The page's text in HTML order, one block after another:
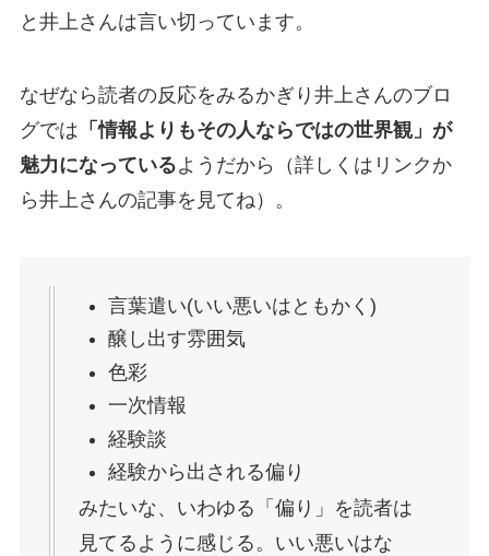
と井上さんは言い切っています。
なぜなら読者の反応をみるかぎり井上さんのブロ
グでは 「情報よりもその人ならではの世界観」が
魅力になっているようだから（詳しくはリンクか
ら井上さんの記事を見てね）。
言葉遣い(いい悪いはともかく)
醸し出す雰囲気
色彩
一次情報
経験談
経験から出される偏り
みたいな、いわゆる「偏り」を読者は
見てるように感じる。いい悪いはな